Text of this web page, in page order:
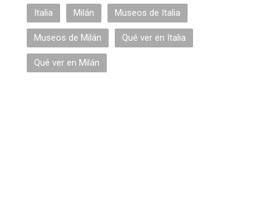
Italia Milán Museos de Italia
Museos de Milán Qué ver en Italia
Qué ver en Milán